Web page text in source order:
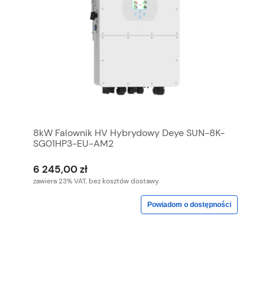
8kW Falownik HV Hybrydowy Deye SUN-8K-
SG01HP3-EU-AM2
6 245,00 zł
zawiera 23% VAT, bez kosztów dostawy
Powiadom o dostępności